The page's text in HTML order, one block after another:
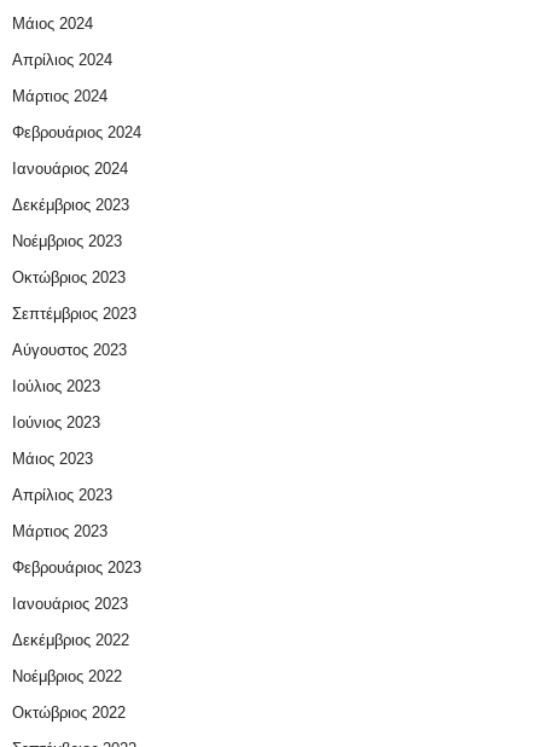
Μάιος 2024
Απρίλιος 2024
Μάρτιος 2024
Φεβρουάριος 2024
Ιανουάριος 2024
Δεκέμβριος 2023
Νοέμβριος 2023
Οκτώβριος 2023
Σεπτέμβριος 2023
Αύγουστος 2023
Ιούλιος 2023
Ιούνιος 2023
Μάιος 2023
Απρίλιος 2023
Μάρτιος 2023
Φεβρουάριος 2023
Ιανουάριος 2023
Δεκέμβριος 2022
Νοέμβριος 2022
Οκτώβριος 2022